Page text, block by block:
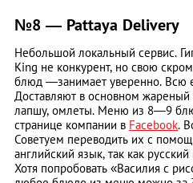
№8 — Pattaya Delivery
Небольшой локальный сервис.
King не конкурент, но свою
блюд —занимает уверенно. Всю
Доставляют в основном
лапшу, омлеты. Меню из 8—9
странице компании в Facebook.
Советуем переводить их с
английский язык, так как
Хотя попробовать «Василия с